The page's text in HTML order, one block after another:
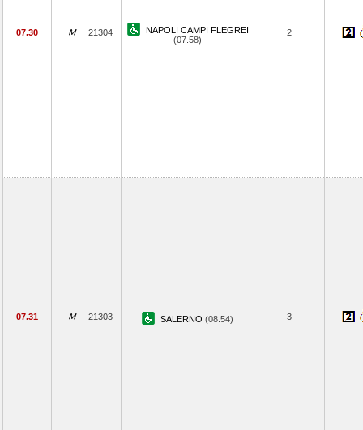
07.30 21304
NAPOLI CAMPI FLEGREI
(07.58)
2
07.31 21303 SALERNO (08.54) 3